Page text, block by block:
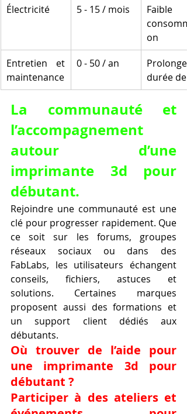
Électricité 5 - 15 / mois
Faible
on
Entretien et
maintenance
0 - 50 / an
durée de
La communauté et
l’accompagnement
autour d’une
imprimante 3d pour
débutant.
Rejoindre une communauté est une
clé pour progresser rapidement. Que
ce soit sur les forums, groupes
réseaux sociaux ou dans des
FabLabs, les utilisateurs échangent
conseils, fichiers, astuces et
solutions. Certaines marques
proposent aussi des formations et
un support client dédiés aux
débutants.
Où trouver de l’aide pour
une imprimante 3d pour
débutant ?
Participer à des ateliers et